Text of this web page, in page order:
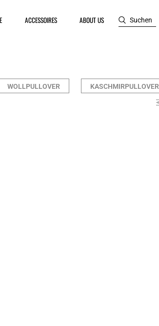
ACCESSOIRES ABOUT US Suchen
WOLLPULLOVER KASCHMIRPULLOVER